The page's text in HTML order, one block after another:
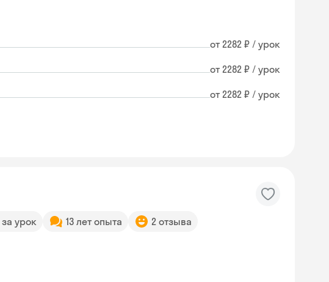
от 2282 ₽ / урок
от 2282 ₽ / урок
от 2282 ₽ / урок
за урок 13 лет опыта 2 отзыва